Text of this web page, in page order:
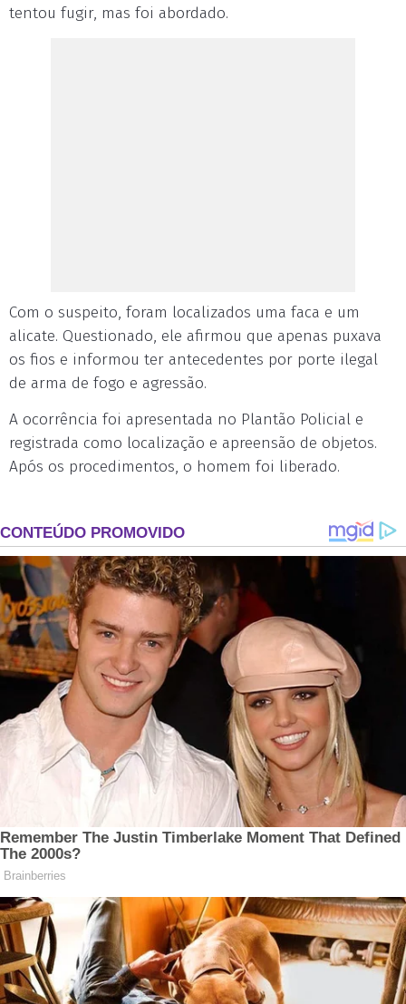
tentou fugir, mas foi abordado.
Com o suspeito, foram localizados uma faca e um
alicate. Questionado, ele afirmou que apenas puxava
os fios e informou ter antecedentes por porte ilegal
de arma de fogo e agressão.
A ocorrência foi apresentada no Plantão Policial e
registrada como localização e apreensão de objetos.
Após os procedimentos, o homem foi liberado.